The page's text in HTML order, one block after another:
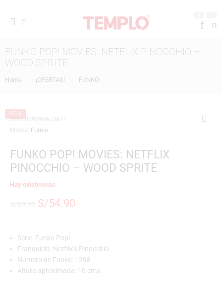
FUNKO POP! MOVIES: NETFLIX PINOCCHIO –
WOOD SPRITE
Home ¡OFERTAS! FUNKO
-21%
SKU:889698673877
Marca: Funko
FUNKO POP! MOVIES: NETFLIX
PINOCCHIO – WOOD SPRITE
Hay existencias
S/54.90
Serie: Funko Pop!
Franquicia: Netflix’s Pinocchio
Número de Funko: 1298
Altura aproximada: 10 cms.